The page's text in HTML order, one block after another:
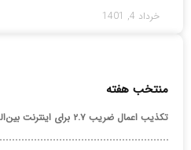
خرداد 4, 1401
منتخب هفته
تکذیب اعمال ضریب ۲.۷ برای اینترنت بین‌الملل از سوی سازمان تنظیم مقررات